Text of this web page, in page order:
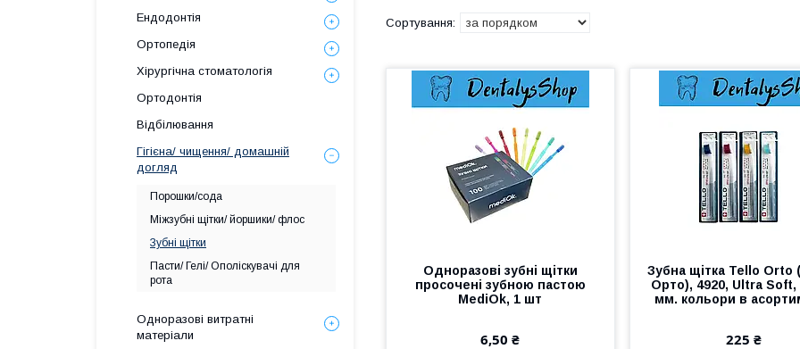
Одноразові зубні щітки
просочені зубною пастою
MediOk, 1 шт
6,50 ₴
Зубна щітка Tello Orto
Орто), 4920, Ultra Soft,
мм. кольори в
225 ₴
Ендодонтія
Ортопедія
Хірургічна стоматологія
Ортодонтія
Відбілювання
Гігієна/ чищення/ домашній
догляд
Порошки/сода
Міжзубні щітки/ йоршики/ флос
Зубні щітки
Пасти/ Гелі/ Ополіскувачі для
рота
Одноразові витратні
матеріали